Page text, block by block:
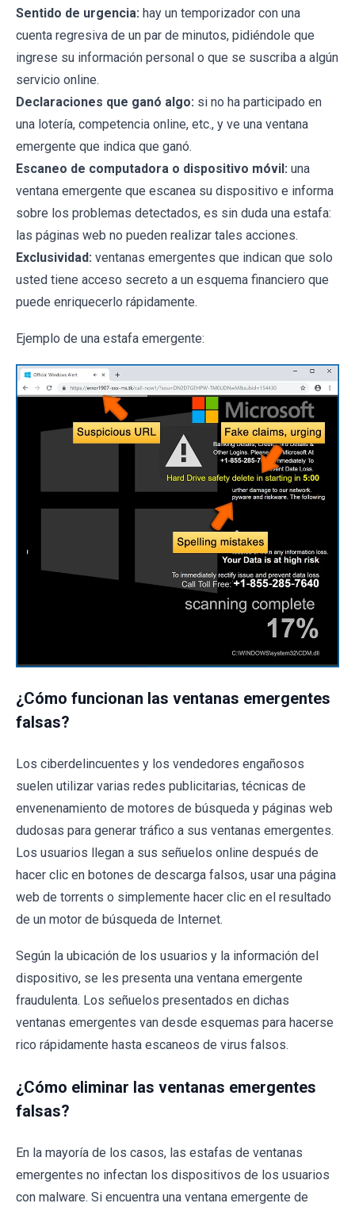
Sentido de urgencia: hay un temporizador con una
cuenta regresiva de un par de minutos, pidiéndole que
ingrese su información personal o que se suscriba a algún
servicio online.
Declaraciones que ganó algo: si no ha participado en
una lotería, competencia online, etc., y ve una ventana
emergente que indica que ganó.
Escaneo de computadora o dispositivo móvil: una
ventana emergente que escanea su dispositivo e informa
sobre los problemas detectados, es sin duda una estafa:
las páginas web no pueden realizar tales acciones.
Exclusividad: ventanas emergentes que indican que solo
usted tiene acceso secreto a un esquema financiero que
puede enriquecerlo rápidamente.
Ejemplo de una estafa emergente:
¿Cómo funcionan las ventanas emergentes
falsas?
Los ciberdelincuentes y los vendedores engañosos
suelen utilizar varias redes publicitarias, técnicas de
envenenamiento de motores de búsqueda y páginas web
dudosas para generar tráfico a sus ventanas emergentes.
Los usuarios llegan a sus señuelos online después de
hacer clic en botones de descarga falsos, usar una página
web de torrents o simplemente hacer clic en el resultado
de un motor de búsqueda de Internet.
Según la ubicación de los usuarios y la información del
dispositivo, se les presenta una ventana emergente
fraudulenta. Los señuelos presentados en dichas
ventanas emergentes van desde esquemas para hacerse
rico rápidamente hasta escaneos de virus falsos.
¿Cómo eliminar las ventanas emergentes
falsas?
En la mayoría de los casos, las estafas de ventanas
emergentes no infectan los dispositivos de los usuarios
con malware. Si encuentra una ventana emergente de